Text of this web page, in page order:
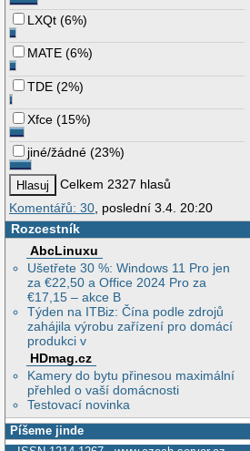
LXQt (6%)
MATE (6%)
TDE (2%)
Xfce (15%)
jiné/žádné (23%)
Celkem 2327 hlasů
Komentářů: 30 , poslední 3.4. 20:20
Rozcestník
AbcLinuxu
Ušetřete 30 %: Windows 11 Pro jen
za €22,50 a Office 2024 Pro za
€17,15 – akce B
Týden na ITBiz: Čína podle zdrojů
zahájila výrobu zařízení pro domácí
produkci v
HDmag.cz
Kamery do bytu přinesou maximální
přehled o vaší domácnosti
Testovací novinka
Píšeme jinde